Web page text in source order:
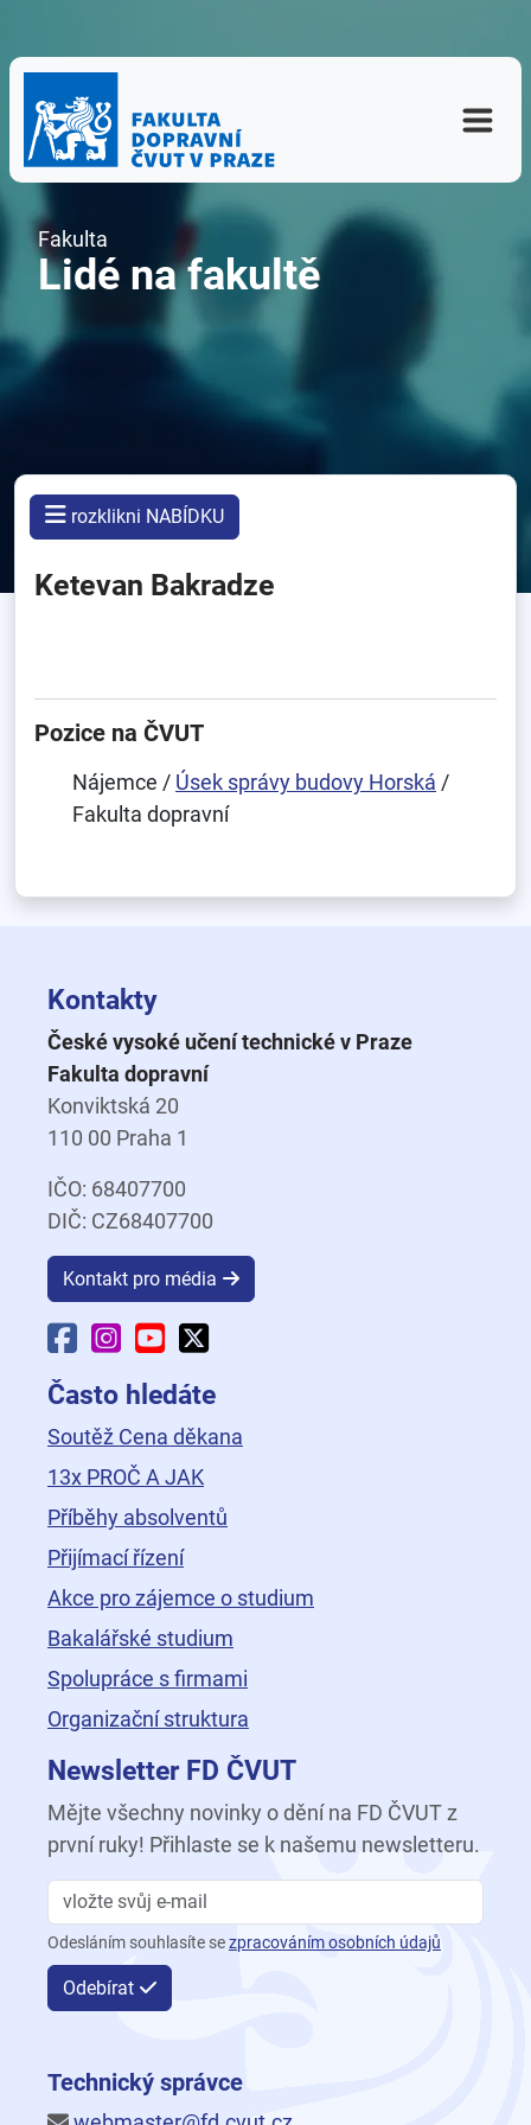
Fakulta
Lidé na fakultě
rozklikni NABÍDKU
Ketevan Bakradze
Pozice na ČVUT
Nájemce / Úsek správy budovy Horská /
Fakulta dopravní
Kontakty
České vysoké učení technické v Praze
Fakulta dopravní
Konviktská 20
110 00 Praha 1
IČO: 68407700
DIČ: CZ68407700
Kontakt pro média
Facebook Fakulty dopravní
Instagram Fakulty dopravní
YouTube Fakulty dopravní
Často hledáte
Soutěž Cena děkana
13x PROČ A JAK
Příběhy absolventů
Přijímací řízení
Akce pro zájemce o studium
Bakalářské studium
Spolupráce s firmami
Organizační struktura
Newsletter FD ČVUT
Mějte všechny novinky o dění na FD ČVUT z
první ruky! Přihlaste se k našemu newsletteru.
Odesláním souhlasíte sezpracováním osobních údajů
Odebírat
Technický správce